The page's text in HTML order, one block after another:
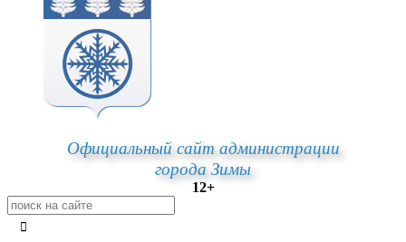
Официальный сайт администрации
города Зимы
12+